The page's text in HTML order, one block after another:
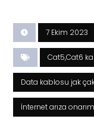
7 Ekim 2023
Cat5,Cat6
Data kablosu jak
İnternet arıza onarım